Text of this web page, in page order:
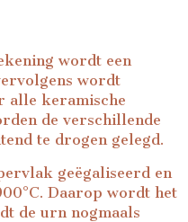
wordt een
wordt
alle keramische
de verschillende
te drogen gelegd.
geëgaliseerd en
Daarop wordt het
de urn nogmaals